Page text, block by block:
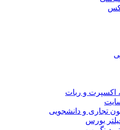
اکسپرت و ربات
تجاری و دانشجویی
بورس